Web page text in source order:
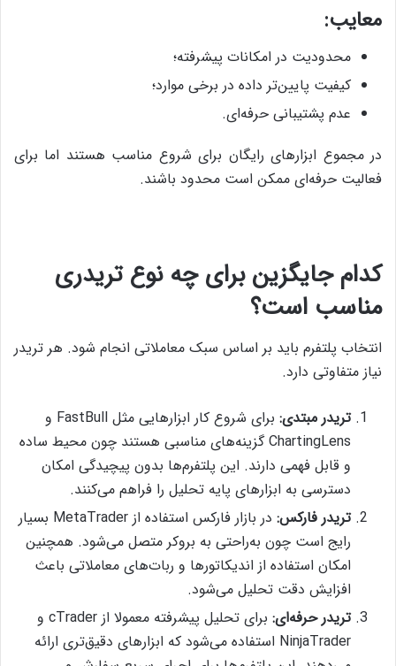
معایب:
محدودیت در امکانات پیشرفته؛
کیفیت پایین‌تر داده در برخی موارد؛
عدم پشتیبانی حرفه‌ای.
در مجموع ابزارهای رایگان برای شروع مناسب هستند اما برای
فعالیت حرفه‌ای ممکن است محدود باشند.
کدام جایگزین برای چه نوع تریدری
مناسب است؟
انتخاب پلتفرم باید بر اساس سبک معاملاتی انجام شود. هر تریدر
نیاز متفاوتی دارد.
تریدر مبتدی:
برای شروع کار ابزارهایی مثل FastBull و
ChartingLens گزینه‌های مناسبی هستند چون محیط ساده
و قابل فهمی دارند. این پلتفرم‌ها بدون پیچیدگی امکان
دسترسی به ابزارهای پایه تحلیل را فراهم می‌کنند.
تریدر فارکس:
در بازار فارکس استفاده از MetaTrader بسیار
رایج است چون به‌راحتی به بروکر متصل می‌شود. همچنین
امکان استفاده از اندیکاتورها و ربات‌های معاملاتی باعث
افزایش دقت تحلیل می‌شود.
تریدر حرفه‌ای:
برای تحلیل پیشرفته معمولا از cTrader و
NinjaTrader استفاده می‌شود که ابزارهای دقیق‌تری ارائه